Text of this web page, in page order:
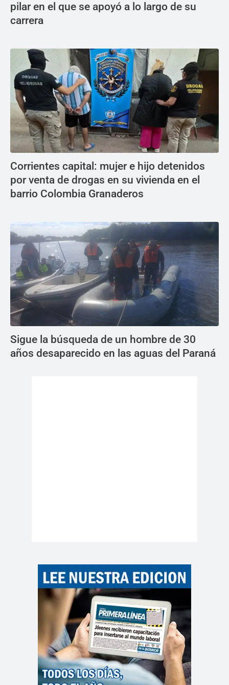
pilar en el que se apoyó a lo largo de su
carrera
Corrientes capital: mujer e hijo detenidos
por venta de drogas en su vivienda en el
barrio Colombia Granaderos
Sigue la búsqueda de un hombre de 30
años desaparecido en las aguas del Paraná